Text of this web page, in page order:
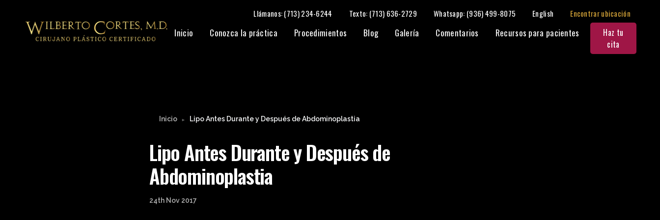
Llámanos: (713) 234-6244 Texto: (713) 636-2729 Whatsapp: (936) 499-8075 English Encontrar ubicación
Inicio Conozca la práctica Procedimientos Blog Galería Comentarios Recursos para pacientes
Haz tu
cita
Inicio ► Lipo Antes Durante y Después de Abdominoplastia
Lipo Antes Durante y Después de
Abdominoplastia
24th Nov 2017